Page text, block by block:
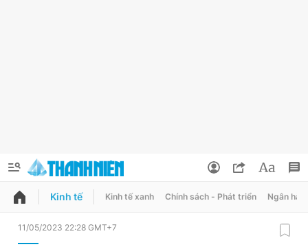
QUẢNG CÁO
Kinh tế Kinh tế xanh Chính sách - Phát triển Ngân
11/05/2023 22:28 GMT+7